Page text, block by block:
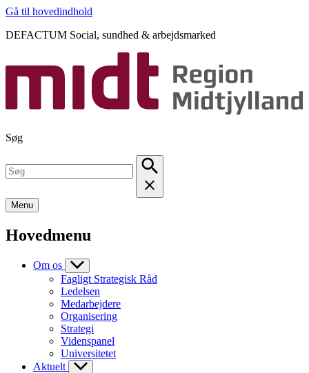
Gå til hovedindhold
DEFACTUM Social, sundhed & arbejdsmarked
Søg
Menu
Hovedmenu
Om os
Fagligt Strategisk Råd
Ledelsen
Medarbejdere
Organisering
Strategi
Videnspanel
Universitetet
Aktuelt